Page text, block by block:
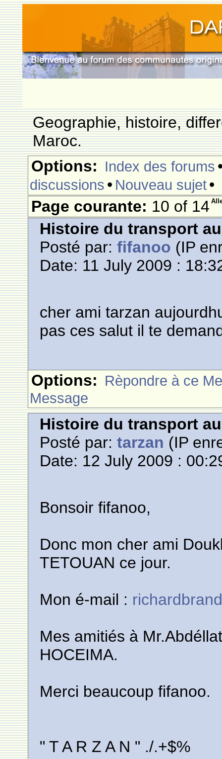
Geographie, histoire,
Maroc.
Options: Index des forums
discussions • Nouveau sujet•
Page courante: 10 of 14
Histoire du transport
Posté par:fifanoo (IP
Date: 11 July 2009 :
cher ami tarzan
pas ces salut il te
Options: Rèpondre à ce
Message
Histoire du transport
Posté par:tarzan (IP
Date: 12 July 2009 :
Bonsoir fifanoo,
Donc mon cher ami
TETOUAN ce jour.
Mon é-mail :
Mes amitiés à
HOCEIMA.
Merci beaucoup fifanoo.
" T A R Z A N " ./.+$%